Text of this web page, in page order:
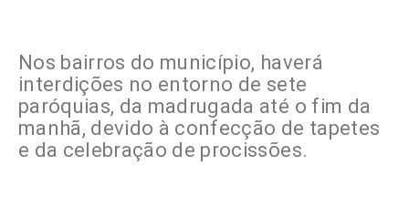
Nos bairros do município, haverá
interdições no entorno de sete
paróquias, da madrugada até o fim da
manhã, devido à confecção de tapetes
e da celebração de procissões.